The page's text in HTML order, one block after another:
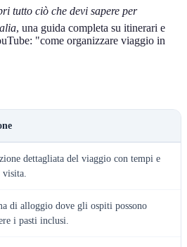
tutto ciò che devi sapere per
, una guida completa su itinerari e
"come organizzare viaggio in
dettagliata del viaggio con tempi e
di alloggio dove gli ospiti possono
i pasti inclusi.